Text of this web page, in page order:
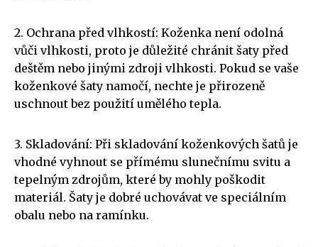
2. Ochrana před vlhkostí: Koženka není odolná
vůči vlhkosti, proto je důležité chránit šaty před
deštěm nebo jinými zdroji vlhkosti. Pokud se vaše
koženkové šaty namočí, nechte je přirozeně
uschnout bez použití umělého tepla.
3. Skladování: Při skladování koženkových šatů je
vhodné vyhnout se přímému slunečnímu svitu a
tepelným zdrojům, které by mohly poškodit
materiál. Šaty je dobré uchovávat ve speciálním
obalu nebo na ramínku.